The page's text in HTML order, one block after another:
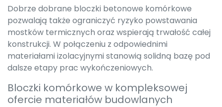
Dobrze dobrane bloczki betonowe komórkowe
pozwalają także ograniczyć ryzyko powstawania
mostków termicznych oraz wspierają trwałość całej
konstrukcji. W połączeniu z odpowiednimi
materiałami izolacyjnymi stanowią solidną bazę pod
dalsze etapy prac wykończeniowych.
Bloczki komórkowe w kompleksowej
ofercie materiałów budowlanych